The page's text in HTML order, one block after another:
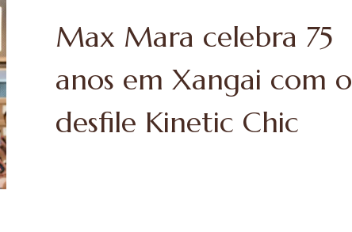
Max Mara celebra 75
anos em Xangai com o
desfile Kinetic Chic